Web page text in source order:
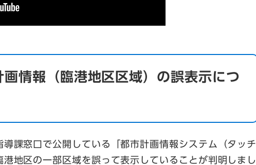
画情報（臨港地区区域）の誤表示につ
導課窓口で公開している「都市計画情報システム（タッチ
地区の一部区域を誤って表示していることが判明しまし